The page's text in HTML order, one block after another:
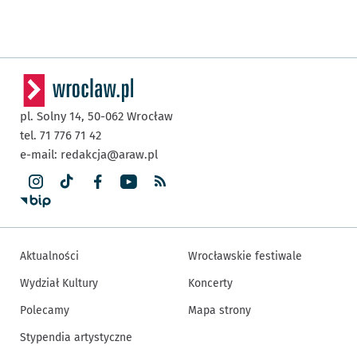
pl. Solny 14, 50-062 Wrocław
tel. 71 776 71 42
e-mail: redakcja@araw.pl
Aktualności
Wydział Kultury
Polecamy
Stypendia artystyczne
Wrocławskie festiwale
Koncerty
Mapa strony